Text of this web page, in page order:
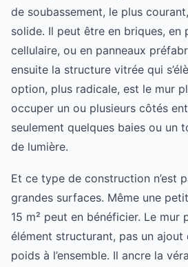
de soubassement, le plus
solide. Il peut être en briques, en
cellulaire, ou en panneaux
ensuite la structure vitrée qui
option, plus radicale, est le mur
occuper un ou plusieurs côtés
seulement quelques baies ou un
de lumière.
Et ce type de construction n’est
grandes surfaces. Même une
15 m² peut en bénéficier. Le mur
élément structurant, pas un
poids à l’ensemble. Il ancre la